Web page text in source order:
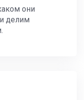
они
делим